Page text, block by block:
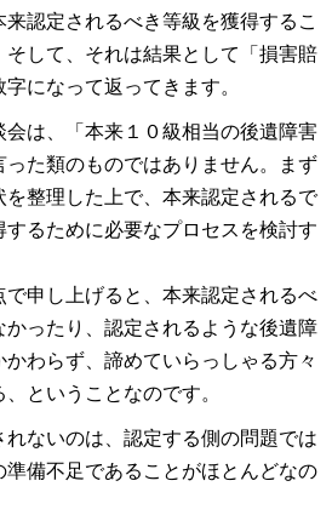
認定されるべき等級を獲得するこ
そして、それは結果として「損害賠
になって返ってきます。
は、「本来１０級相当の後遺障害
た類のものではありません。まず
整理した上で、本来認定されるで
るために必要なプロセスを検討す
申し上げると、本来認定されるべ
かったり、認定されるような後遺障
わらず、諦めていらっしゃる方々
ということなのです。
ないのは、認定する側の問題では
備不足であることがほとんどなの